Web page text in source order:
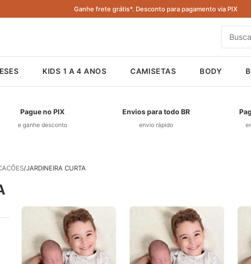
Ganhe frete grátis*. Desconto para pagamento via PIX
KIDS 1 A 4 ANOS CAMISETAS BODY
Pague no PIX
e ganhe desconto
Envios para todo BR
envio rápido
JARDINEIRA CURTA